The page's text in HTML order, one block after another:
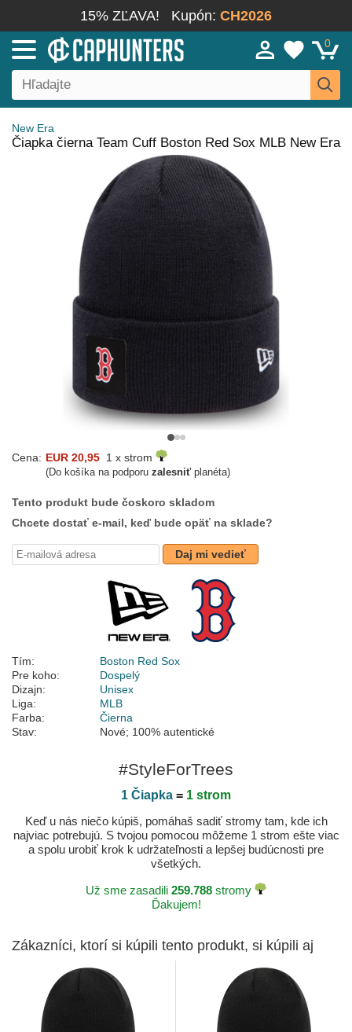
15% ZĽAVA! Kupón: CH2026
0
New Era
Čiapka čierna Team Cuff Boston Red Sox MLB New Era
Cena: EUR 20,95 1 x strom
(Do košíka na podporu zalesniťplanéta)
Tento produkt bude čoskoro skladom
Chcete dostať e-mail, keď bude opäť na sklade?
Daj mi vedieť
Tím:
Boston Red Sox
Pre koho:
Dospelý
Dizajn:
Unisex
Liga:
MLB
Farba:
Čierna
Stav:
Nové; 100% autentické
#StyleForTrees
1 Čiapka = 1 strom
Keď u nás niečo kúpiš, pomáhaš sadiť stromy tam, kde ich
najviac potrebujú. S tvojou pomocou môžeme 1 strom ešte viac
a spolu urobiť krok k udržateľnosti a lepšej budúcnosti pre
všetkých.
Už sme zasadili 259.788 stromy
Ďakujem!
Zákazníci, ktorí si kúpili tento produkt, si kúpili aj